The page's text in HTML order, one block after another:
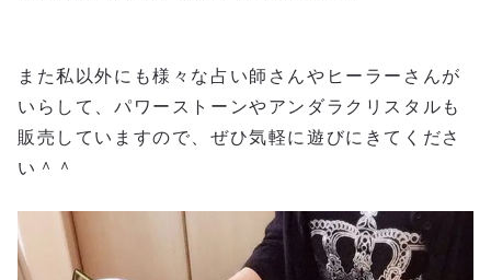
また私以外にも様々な占い師さんやヒーラーさんが
いらして、パワーストーンやアンダラクリスタルも
販売していますので、ぜひ気軽に遊びにきてくださ
い＾＾